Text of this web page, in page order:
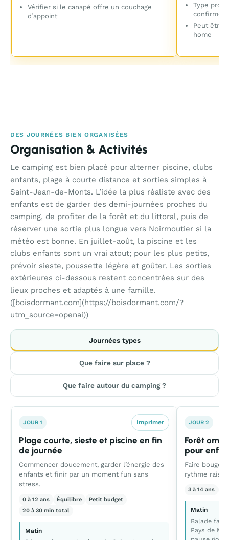
Vérifier si le canapé offre un couchage
d’appoint
Type
confirmer
Peut être
home
DES JOURNÉES BIEN ORGANISÉES
Organisation & Activités
Le camping est bien placé pour alterner piscine, clubs
enfants, plage à courte distance et sorties simples à
Saint-Jean-de-Monts. L’idée la plus réaliste avec des
enfants est de garder des demi-journées proches du
camping, de profiter de la forêt et du littoral, puis de
réserver une sortie plus longue vers Noirmoutier si la
météo est bonne. En juillet-août, la piscine et les
clubs enfants sont un vrai atout; pour les plus petits,
prévoir sieste, poussette légère et goûter. Les sorties
extérieures ci-dessous restent concentrées sur des
lieux proches et adaptés à une famille.
([boisdormant.com](https://boisdormant.com/?
utm_source=openai))
Journées types
Que faire sur place ?
Que faire autour du camping ?
JOUR 1 Imprimer
Plage courte, sieste et piscine en fin
de journée
Commencer doucement, garder l’énergie des
enfants et finir par un moment fun sans
stress.
0 à 12 ans Équilibre
Petit budget
20 à 30 min total
Matin
JOUR 2
Forêt
pour
Faire bouger
rythme
3 à 14 ans
Matin
Balade
Pays de